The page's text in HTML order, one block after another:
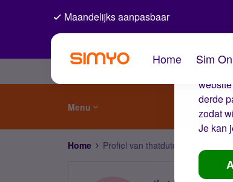
Wij
derde
zodat
Je kan
Maandelijks aanpasbaar
Home Sim
Menu
Home Profiel van thatdutchguy